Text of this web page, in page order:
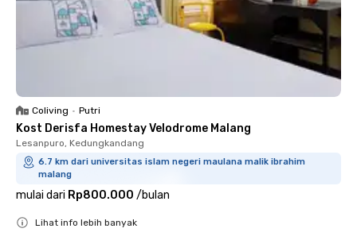
Coliving • Putri
Kost Derisfa Homestay Velodrome Malang
Lesanpuro, Kedungkandang
6.7 km dari universitas islam negeri maulana malik ibrahim
malang
mulai dari Rp800.000 /bulan
Lihat info lebih banyak